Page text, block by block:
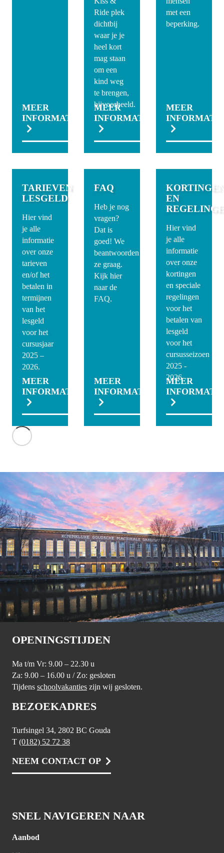
MEER
INFORMATIE
Ride plek
dichtbij
waar je je
heel kort
mag staan
om een
kind weg
te brengen,
bijvoorbeeld.
MEER
INFORMATIE
met een
beperking.
MEER
TARIEVEN
LESGELD
Hier vind
je alle
informatie
over onze
tarieven
en/of het
betalen in
termijnen
van het
lesgeld
voor het
cursusjaar
2025 –
2026.
MEER
INFORMATIE
FAQ
Heb je nog
vragen?
Dat is
goed! We
beantwoorden
ze graag.
Kijk hier
naar de
FAQ.
MEER
INFORMATIE
EN
Hier vind
je alle
informatie
over onze
kortingen
en speciale
regelingen
voor het
betalen van
lesgeld
voor het
cursusseizoen
2025 -
2026
MEER
OPENINGSTIJDEN
Ma t/m Vr: 9.00 – 22.30 u
Za: 9.00 – 16.00 u / Zo: gesloten
Tijdens schoolvakanties zijn wij gesloten.
BEZOEKADRES
Turfsingel 34, 2802 BC Gouda
T (0182) 52 72 38
NEEM CONTACT OP
SNEL NAVIGEREN NAAR
Aanbod